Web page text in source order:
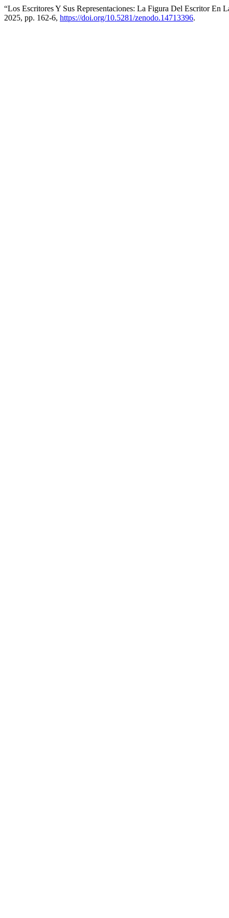
“Los Escritores Y Sus Representaciones: La Figura Del Escritor En
2025, pp. 162-6, https://doi.org/10.5281/zenodo.14713396.